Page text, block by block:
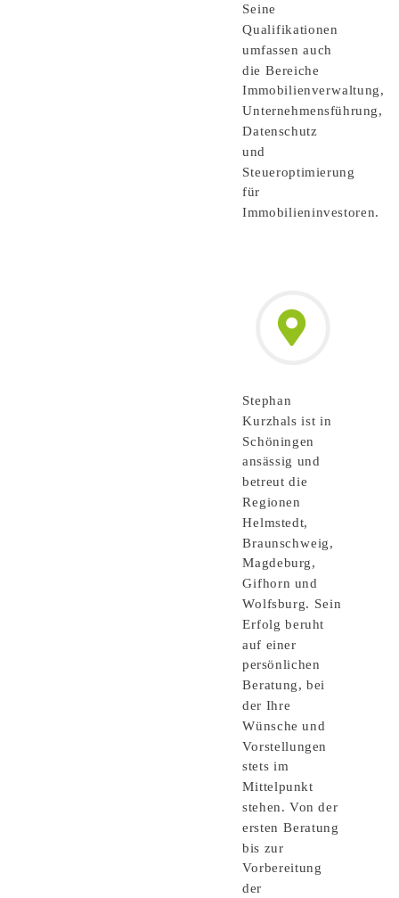
Seine
Qualifikationen
umfassen auch
die Bereiche
Immobilienverwaltung,
Unternehmensführung,
Datenschutz
und
Steueroptimierung
für
Immobilieninvestoren.
Stephan
Kurzhals ist in
Schöningen
ansässig und
betreut die
Regionen
Helmstedt,
Braunschweig,
Magdeburg,
Gifhorn und
Wolfsburg. Sein
Erfolg beruht
auf einer
persönlichen
Beratung, bei
der Ihre
Wünsche und
Vorstellungen
stets im
Mittelpunkt
stehen. Von der
ersten Beratung
bis zur
Vorbereitung
der